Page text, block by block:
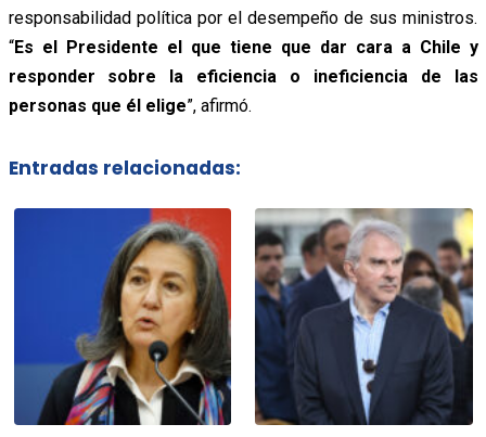
responsabilidad política por el desempeño de sus ministros.
“Es el Presidente el que tiene que dar cara a Chile y
responder sobre la eficiencia o ineficiencia de las
personas que él elige”, afirmó.
Entradas relacionadas: